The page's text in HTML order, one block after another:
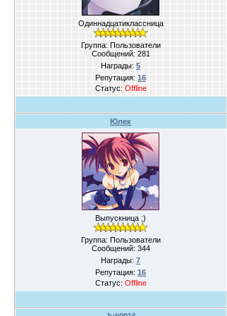
Одиннадцатиклассница
Группа: Пользователи
Сообщений: 281
Награды: 5
Репутация: 16
Статус: Offline
Юлек
Выпускница ;)
Группа: Пользователи
Сообщений: 344
Награды: 7
Репутация: 16
Статус: Offline